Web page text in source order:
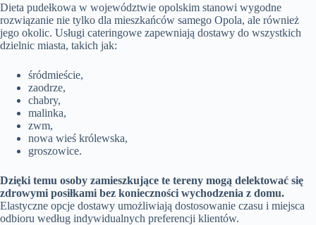
Dieta pudełkowa w województwie opolskim stanowi wygodne
rozwiązanie nie tylko dla mieszkańców samego Opola, ale również
jego okolic. Usługi cateringowe zapewniają dostawy do wszystkich
dzielnic miasta, takich jak:
śródmieście,
zaodrze,
chabry,
malinka,
zwm,
nowa wieś królewska,
groszowice.
Dzięki temu osoby zamieszkujące te tereny mogą delektować się
zdrowymi posiłkami bez konieczności wychodzenia z domu.
Elastyczne opcje dostawy umożliwiają dostosowanie czasu i miejsca
odbioru według indywidualnych preferencji klientów.